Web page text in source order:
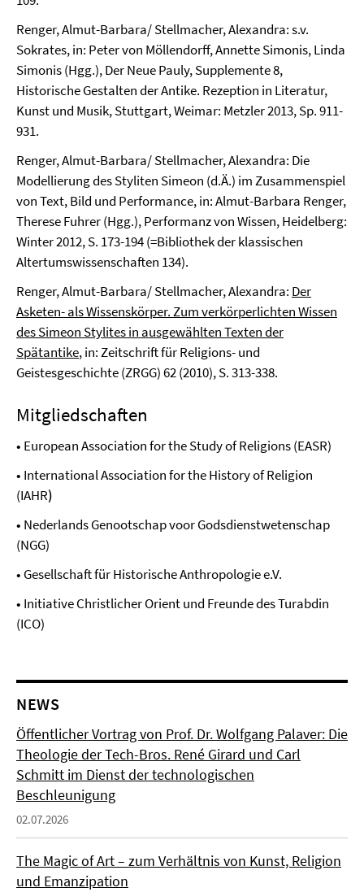
Renger, Almut-Barbara/ Stellmacher, Alexandra: s.v.
Sokrates, in: Peter von Möllendorff, Annette Simonis, Linda
Simonis (Hgg.), Der Neue Pauly, Supplemente 8,
Historische Gestalten der Antike. Rezeption in Literatur,
Kunst und Musik, Stuttgart, Weimar: Metzler 2013, Sp. 911-
931.
Renger, Almut-Barbara/ Stellmacher, Alexandra: Die
Modellierung des Styliten Simeon (d.Ä.) im Zusammenspiel
von Text, Bild und Performance, in: Almut-Barbara Renger,
Therese Fuhrer (Hgg.), Performanz von Wissen, Heidelberg:
Winter 2012, S. 173-194 (=Bibliothek der klassischen
Altertumswissenschaften 134).
Renger, Almut-Barbara/ Stellmacher, Alexandra: Der
Asketen- als Wissenskörper. Zum verkörperlichten Wissen
des Simeon Stylites in ausgewählten Texten der
Spätantike, in: Zeitschrift für Religions- und
Geistesgeschichte (ZRGG) 62 (2010), S. 313-338.
Mitgliedschaften
• European Association for the Study of Religions (EASR)
• International Association for the History of Religion
(IAHR)
• Nederlands Genootschap voor Godsdienstwetenschap
(NGG)
• Gesellschaft für Historische Anthropologie e.V.
• Initiative Christlicher Orient und Freunde des Turabdin
(ICO)
NEWS
Öffentlicher Vortrag von Prof. Dr. Wolfgang Palaver: Die
Theologie der Tech-Bros. René Girard und Carl
Schmitt im Dienst der technologischen
Beschleunigung
02.07.2026
The Magic of Art – zum Verhältnis von Kunst, Religion
und Emanzipation